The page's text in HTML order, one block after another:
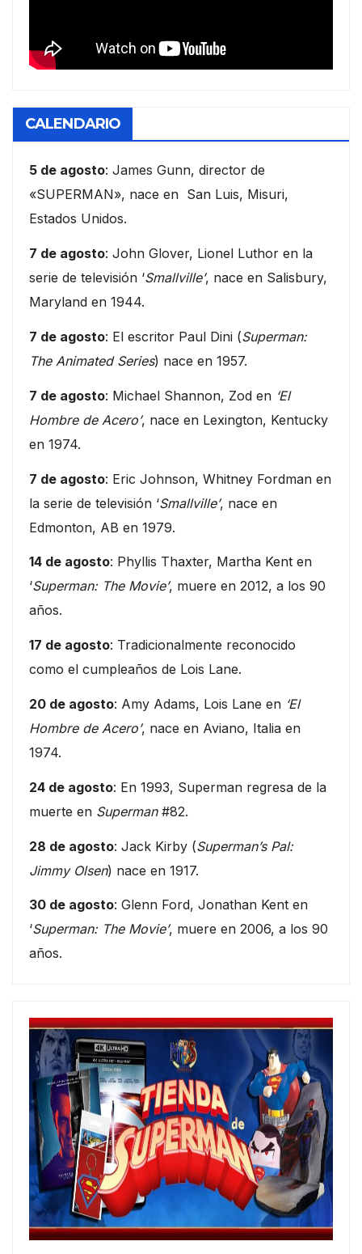
CALENDARIO
5 de agosto: James Gunn, director de
«SUPERMAN», nace en San Luis, Misuri,
Estados Unidos.
7 de agosto: John Glover, Lionel Luthor en la
serie de televisión ‘Smallville’, nace en Salisbury,
Maryland en 1944.
7 de agosto: El escritor Paul Dini (Superman:
The Animated Series) nace en 1957.
7 de agosto: Michael Shannon, Zod en ‘El
Hombre de Acero’, nace en Lexington, Kentucky
en 1974.
7 de agosto: Eric Johnson, Whitney Fordman en
la serie de televisión ‘Smallville’, nace en
Edmonton, AB en 1979.
14 de agosto: Phyllis Thaxter, Martha Kent en
‘Superman: The Movie’, muere en 2012, a los 90
años.
17 de agosto: Tradicionalmente reconocido
como el cumpleaños de Lois Lane.
20 de agosto: Amy Adams, Lois Lane en ‘El
Hombre de Acero’, nace en Aviano, Italia en
1974.
24 de agosto: En 1993, Superman regresa de la
muerte en Superman#82.
28 de agosto: Jack Kirby (Superman’s Pal:
Jimmy Olsen) nace en 1917.
30 de agosto: Glenn Ford, Jonathan Kent en
‘Superman: The Movie’, muere en 2006, a los 90
años.